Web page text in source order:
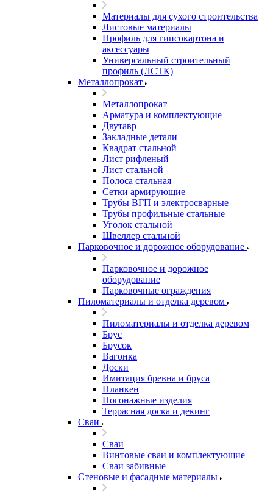
Материалы для сухого строительства
Листовые материалы
Профиль для гипсокартона и
аксессуары
Универсальный строительный
профиль (ЛСТК)
Металлопрокат
Металлопрокат
Арматура и комплектующие
Двутавр
Закладные детали
Квадрат стальной
Лист рифленый
Лист стальной
Полоса стальная
Сетки армирующие
Трубы ВГП и электросварные
Трубы профильные стальные
Уголок стальной
Швеллер стальной
Парковочное и дорожное оборудование
Парковочное и дорожное
оборудование
Парковочные ограждения
Пиломатериалы и отделка деревом
Пиломатериалы и отделка деревом
Брус
Брусок
Вагонка
Доски
Имитация бревна и бруса
Планкен
Погонажные изделия
Террасная доска и декинг
Сваи
Сваи
Винтовые сваи и комплектующие
Сваи забивные
Стеновые и фасадные материалы